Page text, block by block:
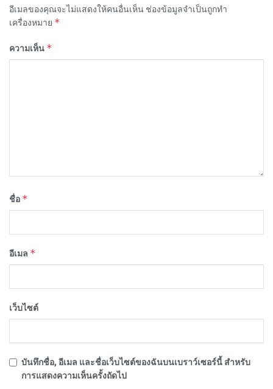
อีเมลของคุณจะไม่แสดงให้คนอื่นเห็น ช่องข้อมูลจำเป็นถูกทำ
เครื่องหมาย *
ความเห็น *
ชื่อ *
อีเมล *
เว็บไซต์
บันทึกชื่อ, อีเมล และชื่อเว็บไซต์ของฉันบนเบราว์เซอร์นี้ สำหรับ
การแสดงความเห็นครั้งถัดไป